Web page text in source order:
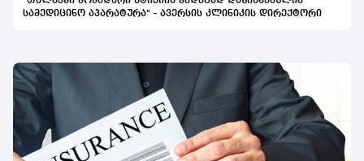
სამედიცინო აპარატურა" - ავერსის კლინიკის დირექტორი